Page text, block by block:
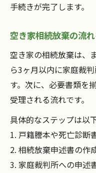
手続きが完了します。
空き家相続放棄の流
空き家の相続放棄は、
ら3ヶ月以内に家庭裁
す。次に、必要書類を
受理される流れです。
具体的なステップは以
1. 戸籍謄本や死亡診断
2. 相続放棄申述書の作
3. 家庭裁判所への申述